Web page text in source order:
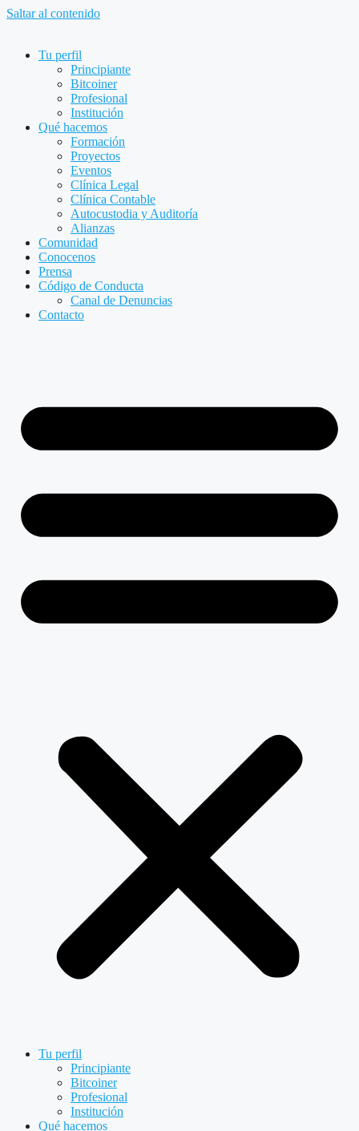
Saltar al contenido
Tu perfil
Principiante
Bitcoiner
Profesional
Institución
Qué hacemos
Formación
Proyectos
Eventos
Clínica Legal
Clínica Contable
Autocustodia y Auditoría
Alianzas
Comunidad
Conocenos
Prensa
Código de Conducta
Canal de Denuncias
Contacto
Tu perfil
Principiante
Bitcoiner
Profesional
Institución
Qué hacemos